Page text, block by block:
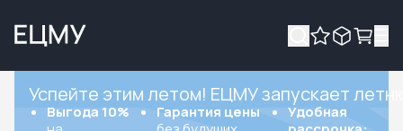
Успейте этим летом! ЕЦМУ запускает
Выгода 10%
Гарантия цены
Удобная